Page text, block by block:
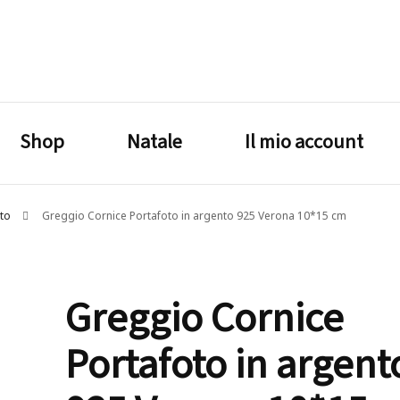
Shop Natale Il mio account
Greggio Cornice Portafoto in argento 925 Verona 10*15 cm
Greggio Cornice
Portafoto in